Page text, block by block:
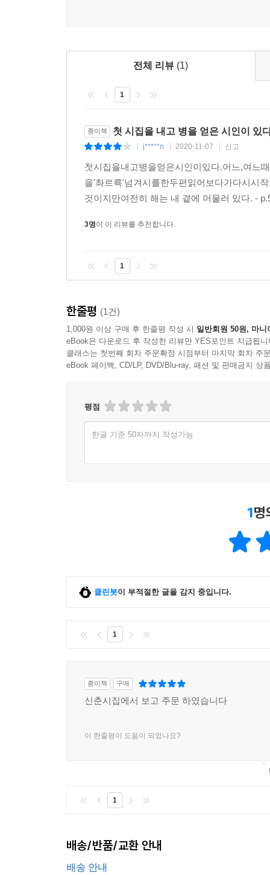
가랑이 사이에 목각인형을 놓았다 롯데가 잠실 한
(……) 당신은 집에 돌아오자마자 바로 아틀리에로
것도 아닌, 이 흔해 빠진 유령들에게 가족과 같
소관입니다”
― 「중국식 목각인형―사물의 영역 · 15」 부분
목각인형 하나가 집 안의 ‘아틀리에’에 놓이자
풍습의 흔적도 묻어” 있는 듯한 이 인형은 ‘잠실
유대감과 놀라운 청교도적 사랑”을 선사하기
‘틈입’은 마지막 대목에 이르러 예기치 않은
마른 볕에 당신이 고여 있었다 뜻밖이라 한걸음에
흔들면서 꽃가루를 날렸다 북쪽으로 떠나는 철새
보고 있냐는 당신의 옛 물음 같았다 나는 소리가
― 「바라보다」 전문
영역이며, 그만큼 ‘나’와 ‘당신’이 맺는 관계의
닿을 수 없”는 자리에 “당신”이 있다고 말한다. “
아님을 알 수 있다. 뿐만 아니라 이 시집에는 ‘
마음의 잔해들을
버스에서 내린 사람들을 따라갔다
가다 멈추고 공원 근처
벚나무 아래 나무의자에는 녹지 않은 눈이 가득했다
녹을 수 없는 눈과
녹지 않는 눈의 차이는 무엇일까
희고 간결한 새를 꺼내 날려 보냈다
가늠해 보겠다는 것이다. 우체국에서 엽서를 보
전체 리뷰 (1)
1
종이책 첫 시집을 내고 병을 얻은 시인이 있
j*****n 2020-11-07 신고
첫시집을내고병을얻은시인이있다.어느,여느
을'촤르륵'넘겨시를한두편읽어보다가다시시
것이지만여전히 해는 내 곁에 머물러 있다. -
3명이 이 리뷰를 추천합니다.
1
한줄평 (1건)
1,000원 이상 구매 후 한줄평 작성 시 일반회원 50원, 마니
eBook은 다운로드 후 작성한 리뷰만 YES포인트 지급됩니
클래스는 첫번째 회차 주문확정 시점부터 마지막 회차 주
eBook 페이백, CD/LP, DVD/Blu-ray, 패션 및 판매금지 상
평점
한글 기준 50자까지 작성가능
1명
클린봇이 부적절한 글을 감지 중입니다.
1
종이책 구매
신춘시집에서 보고 주문 하였습니다
이 한줄평이 도움이 되었나요?
1
배송/반품/교환 안내
배송 안내